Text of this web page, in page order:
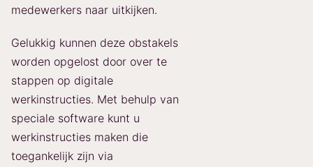
medewerkers naar uitkijken.
Gelukkig kunnen deze obstakels
worden opgelost door over te
stappen op digitale
werkinstructies. Met behulp van
speciale software kunt u
werkinstructies maken die
toegankelijk zijn via